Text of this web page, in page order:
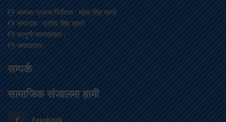
अध्यक्ष/प्रबन्ध निर्देशक: महेश सिंह महतो
सम्पादक: प्रदिप सिंह महतो
कानूनी सल्लाहकार:
सम्वाददाता:
सम्पर्क
सामाजिक संजालमा हामी
Facebook